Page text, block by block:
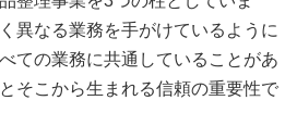
異なる業務を手がけているように
ての業務に共通していることがあ
そこから生まれる信頼の重要性で